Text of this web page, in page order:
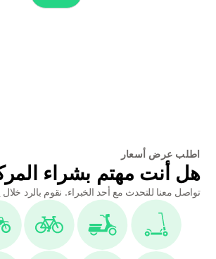
اطلب عرض أسعار
هل أنت مهتم بشراء
تواصل معنا للتحدث مع أحد الخبراء. نقوم بالرد